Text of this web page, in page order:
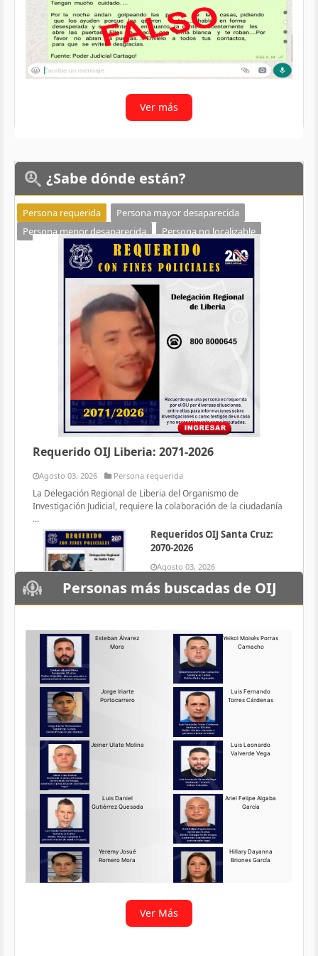
Ver más
¿Sabe dónde están?
Persona requerida
Persona mayor desaparecida
Persona menor desaparecida
Persona no localizable
Requerido OIJ Liberia: 2071-2026
Agosto 03, 2026 Persona requerida
La Delegación Regional de Liberia del Organismo de
Investigación Judicial, requiere la colaboración de la ciudadanía
...
Requeridos OIJ Santa Cruz:
2070-2026
Agosto 03, 2026
Persona requerida
La Delegación Regional de Santa
Requerido OIJ Puntarenas:
2069-2026
Agosto 03, 2026
Persona requerida
La Delegación Regional de
Puntarenas del Organismo de
Investigación
Ver más
Personas más buscadas de OIJ
Ver Más